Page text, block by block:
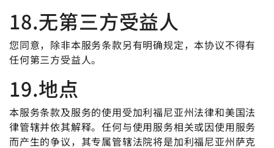
18.无第三方受益人
您同意，除非本服务条款另有明确规定，本协议不得有
任何第三方受益人。
19.地点
本服务条款及服务的使用受加利福尼亚州法律和美国法
律管辖并依其解释。任何与使用服务相关或因使用服务
而产生的争议，其专属管辖法院将是加利福尼亚州萨克